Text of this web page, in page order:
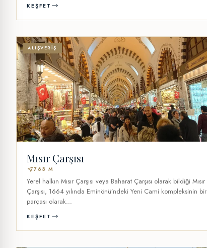
KEŞFET
ALIŞVERIŞ
Mısır Çarşısı
near_me763 M
Yerel halkın Mısır Çarşısı veya Baharat Çarşısı olarak bildiği Mısır
Çarşısı, 1664 yılında Eminönü’ndeki Yeni Cami kompleksinin bir
parçası olarak...
KEŞFET